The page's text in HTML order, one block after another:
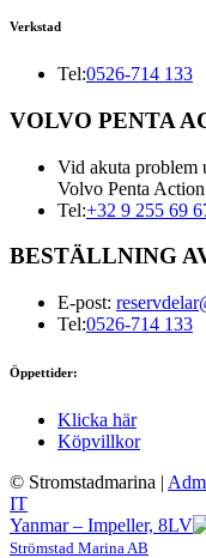
Verkstad
Tel:0526-714 133
VOLVO PENTA
Vid akuta problem
Volvo Penta
Tel:+32 9 255 69
BESTÄLLNING
E-post:
Tel:0526-714 133
Öppettider:
Klicka här
Köpvillkor
© Stromstadmarina |
IT
Yanmar – Impeller, 8LV
Strömstad Marina AB